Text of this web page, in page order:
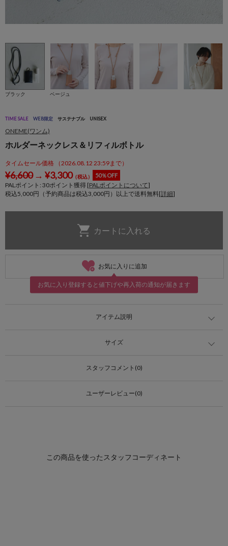
ブラック ベージュ
TIME SALE WEB限定 サステナブル UNISEX
ONEME(ワンム)
ホルダーネックレス＆リフィルボトル
タイムセール価格 （2026.08.12 23:59まで）
¥6,600→ ¥3,300（税込） 50％OFF
PALポイント: 30ポイント獲得 [PALポイントについて]
税込5,000円（予約商品は税込3,000円）以上で送料無料[詳細]
お気に入りに追加
お気に入り登録すると値下げや再入荷の通知が届きます
アイテム説明
サイズ
スタッフコメント(0)
ユーザーレビュー(0)